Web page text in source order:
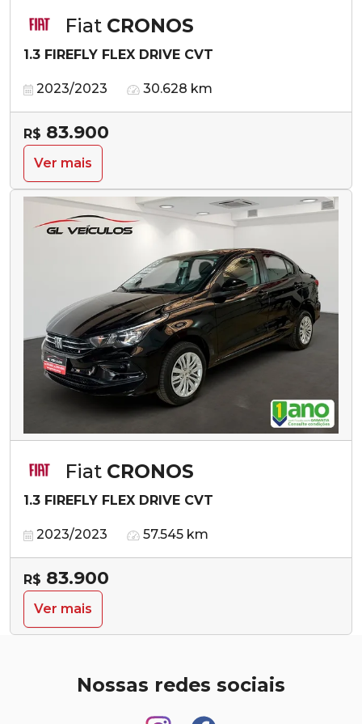
Fiat CRONOS
1.3 FIREFLY FLEX DRIVE CVT
2023/2023 30.628 km
R$ 83.900
Ver mais
Fiat CRONOS
1.3 FIREFLY FLEX DRIVE CVT
2023/2023 57.545 km
R$ 83.900
Ver mais
Nossas redes sociais